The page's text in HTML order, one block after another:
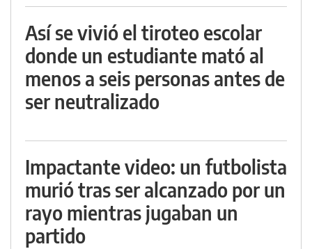
Así se vivió el tiroteo escolar
donde un estudiante mató al
menos a seis personas antes de
ser neutralizado
Impactante video: un futbolista
murió tras ser alcanzado por un
rayo mientras jugaban un
partido